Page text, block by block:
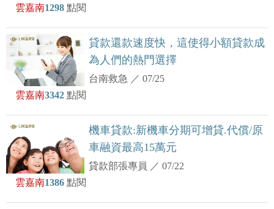
雲嘉南1298 點閱
貸款還款速度快，這使得小額貸款成
為人們的熱門選擇
台南救急 ／07/25
雲嘉南3342 點閱
機車貸款:新機車分期可增貸.代償/原
車融資最高15萬元
貸款部張專員 ／07/22
雲嘉南1386 點閱